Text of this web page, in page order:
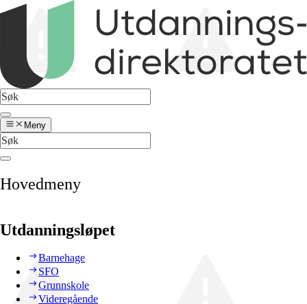
Meny
Hovedmeny
Utdanningsløpet
Barnehage
SFO
Grunnskole
Videregående